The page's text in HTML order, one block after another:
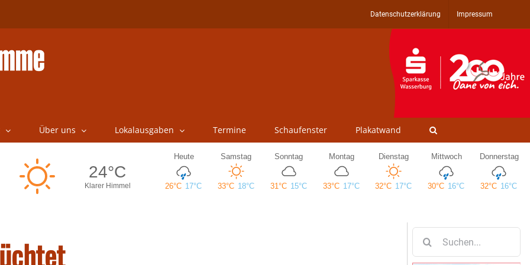
Datenschutzerklärung Impressum
Über uns Lokalausgaben Termine Schaufenster Plakatwand
nach: